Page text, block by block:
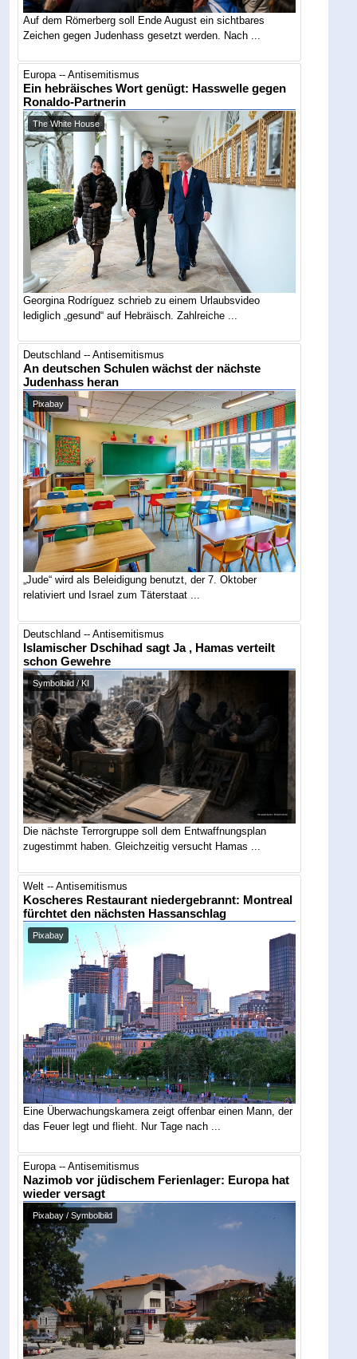
Auf dem Römerberg soll Ende August ein sichtbares
Zeichen gegen Judenhass gesetzt werden. Nach ...
Europa -- Antisemitismus
Ein hebräisches Wort genügt: Hasswelle gegen
Ronaldo-Partnerin
The White House
Georgina Rodríguez schrieb zu einem Urlaubsvideo
lediglich „gesund“ auf Hebräisch. Zahlreiche ...
Deutschland -- Antisemitismus
An deutschen Schulen wächst der nächste
Judenhass heran
Pixabay
„Jude“ wird als Beleidigung benutzt, der 7. Oktober
relativiert und Israel zum Täterstaat ...
Deutschland -- Antisemitismus
Islamischer Dschihad sagt Ja , Hamas verteilt
schon Gewehre
Symbolbild / KI
Die nächste Terrorgruppe soll dem Entwaffnungsplan
zugestimmt haben. Gleichzeitig versucht Hamas ...
Welt -- Antisemitismus
Koscheres Restaurant niedergebrannt: Montreal
fürchtet den nächsten Hassanschlag
Pixabay
Eine Überwachungskamera zeigt offenbar einen Mann, der
das Feuer legt und flieht. Nur Tage nach ...
Europa -- Antisemitismus
Nazimob vor jüdischem Ferienlager: Europa hat
wieder versagt
Pixabay / Symbolbild